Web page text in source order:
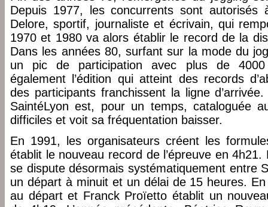
Depuis 1977, les concurrents sont autorisés
Delore, sportif, journaliste et écrivain, qui
1970 et 1980 va alors établir le record de la
Dans les années 80, surfant sur la mode du
un pic de participation avec plus de 4000
également l’édition qui atteint des records
des participants franchissent la ligne
SaintéLyon est, pour un temps, cataloguée
difficiles et voit sa fréquentation baisser.
En 1991, les organisateurs créent les
établit le nouveau record de l’épreuve en 4h21.
se dispute désormais systématiquement entre
un départ à minuit et un délai de 15 heures.
au départ et Franck Proïetto établit un